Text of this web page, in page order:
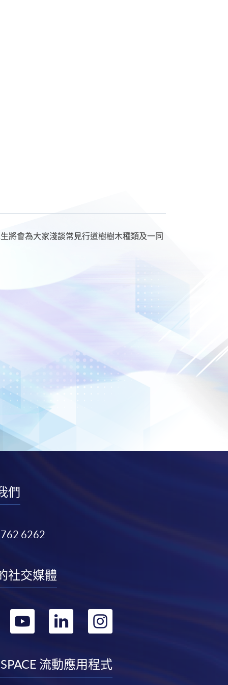
將會為大家淺談常見行道樹樹木種類及一同
們
6262
社交媒體
轉
youtube
轉
linkedininstagram
流動應用程式